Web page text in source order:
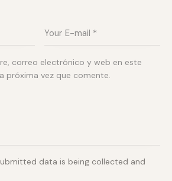
correo electrónico y web en este
próxima vez que comente.
data is being collected and